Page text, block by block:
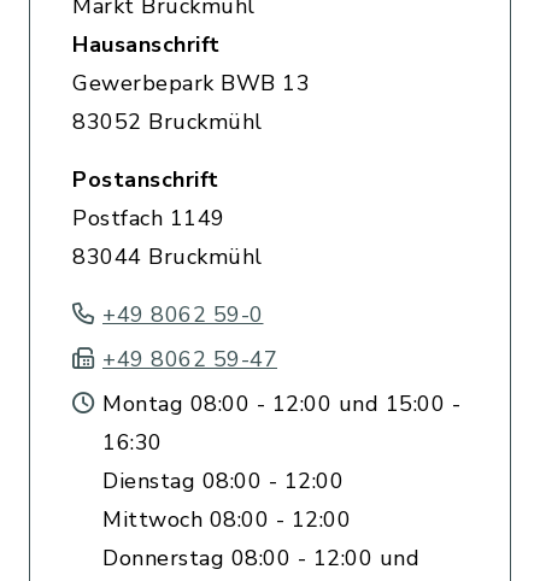
Markt Bruckmühl
Hausanschrift
Gewerbepark BWB 13
83052 Bruckmühl
Postanschrift
Postfach 1149
83044 Bruckmühl
+49 8062 59-0
+49 8062 59-47
Montag 08:00 - 12:00 und 15:00 -
16:30
Dienstag 08:00 - 12:00
Mittwoch 08:00 - 12:00
Donnerstag 08:00 - 12:00 und